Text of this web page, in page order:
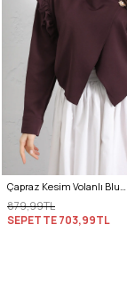
Çapraz Kesim Volanlı Bluz Y0070 - MÜRDÜM
879,99TL
SEPETTE703,99TL